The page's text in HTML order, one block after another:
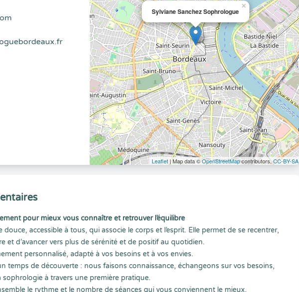
Sylviane Sanchez Sophrologue
×
Leaflet| Map data ©OpenStreetMapcontributors,CC-BY-SA
pour mieux vous connaître et retrouver l’équilibre
accessible à tous, qui associe le corps et l’esprit. Elle permet de se recentrer,
et d’avancer vers plus de sérénité et de positif au quotidien.
personnalisé, adapté à vos besoins et à vos envies.
temps de découverte : nous faisons connaissance, échangeons sur vos besoins,
à travers une première pratique.
le rythme et le nombre de séances qui vous conviennent le mieux.